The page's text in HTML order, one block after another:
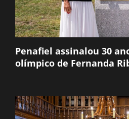
Penafiel assinalou 30
olímpico de Fernanda